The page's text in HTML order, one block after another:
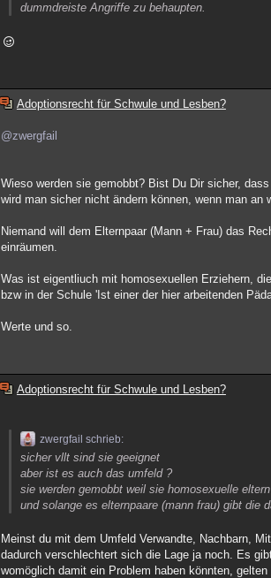
dummdreiste Angriffe zu behaupten.
Adoptionsrecht für Schwule und Lesben?
@zwergfail
Wieso werden sie gemobbt? Bist Du Dir sicher,
wird man sicher nicht ändern können, wenn man
Niemand will dem Elternpaar (Mann + Frau) das
einräumen.
Was ist eigentliuch mit homosexuellen Erziehern,
bzw in der Schule 'Ist einer der hier arbeitenden
Werte und so.
Adoptionsrecht für Schwule und Lesben?
zwergfail schrieb:
sicher vllt sind sie geeignet
aber ist es auch das umfeld ?
sie werden gemobbt weil sie homosexuelle
und solange es elternpaare (mann frau) gibt die
Meinst du mit dem Umfeld Verwandte, Nachbarn,
dadurch verschlechtert sich die Lage ja noch. Es
womöglich damit ein Problem haben könnten,